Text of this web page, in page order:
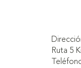
Ruta 5